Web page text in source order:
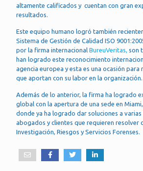
altamente calificados y cuentan con gran
resultados.
Este equipo humano logró también
Sistema de Gestión de Calidad ISO
por la firma internacional BureuVeritas, son
han logrado este reconocimiento
agencia europea y esta es una ocasión para
que aportan con su labor en la organización.
Además de lo anterior, la firma ha logrado
global con la apertura de una sede en
donde ya ha logrado dar soluciones a
abogados y clientes que requieren resolver
Investigación, Riesgos y Servicios Forenses.